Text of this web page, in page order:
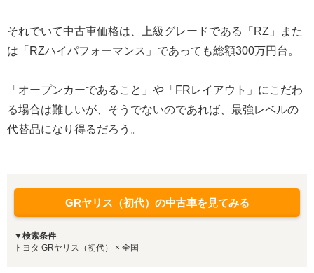
それでいて中古車価格は、上級グレードである「RZ」また
は「RZハイパフォーマンス」であっても総額300万円台。
「オープンカーであること」や「FRレイアウト」にこだわ
る場合は難しいが、そうでないのであれば、最強レベルの
代替品になり得るだろう。
GRヤリス（初代）の中古車を見てみる
▼検索条件
トヨタ GRヤリス（初代） × 全国